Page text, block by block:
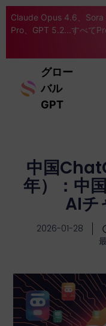
Claude Opus 4.6、
Pro、GPT 5.2...すべて
グロー
バル
GPT
中国
年）：中
AIチ
2026-01-28